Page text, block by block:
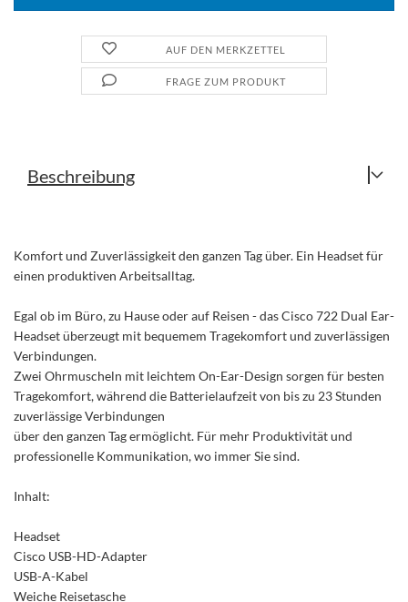
AUF DEN MERKZETTEL
FRAGE ZUM PRODUKT
Beschreibung
Komfort und Zuverlässigkeit den ganzen Tag über. Ein Headset für
einen produktiven Arbeitsalltag.
Egal ob im Büro, zu Hause oder auf Reisen - das Cisco 722 Dual Ear-
Headset überzeugt mit bequemem Tragekomfort und zuverlässigen
Verbindungen.
Zwei Ohrmuscheln mit leichtem On-Ear-Design sorgen für besten
Tragekomfort, während die Batterielaufzeit von bis zu 23 Stunden
zuverlässige Verbindungen
über den ganzen Tag ermöglicht. Für mehr Produktivität und
professionelle Kommunikation, wo immer Sie sind.
Inhalt:
Headset
Cisco USB-HD-Adapter
USB-A-Kabel
Weiche Reisetasche